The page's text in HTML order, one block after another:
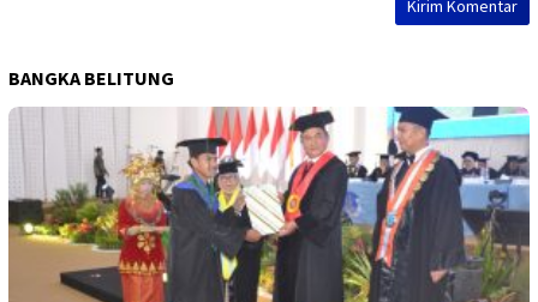
BANGKA BELITUNG